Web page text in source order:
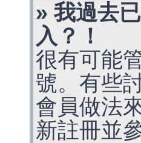
» 我過去
入？！
很有可能
號。有些
會員做法
新註冊並